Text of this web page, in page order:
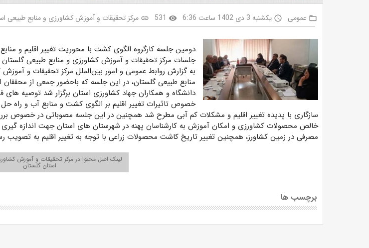
folder_open عمومی access_time یکشنبه 3 دی 1402 ساعت 6:36 visibility
531
link مرکز تحقیقات و آموزش کشاورزی و منابع طبیعی
دومین جلسه کارگروه الگوی کشت با محوریت تغییر اقلیم و
جلسات مرکز تحقیقات و آموزش کشاورزی و منابع طبیعی گلستان
به گزارش روابط عمومی و امور بین‌الملل مرکز تحقیقات و
منابع طبیعی گلستان، در این جلسه که باحضور جمعی از محققان
دانشگاه و همکاران جهاد کشاورزی استان برگزار شد توصیه های
خصوص تاثیرات تغییر اقلیم بر الگوی کشت و منابع آب و راه
سازگاری با پدیده تغییر اقلیم و مشکلات کم آبی مطرح شد همچنین در این جلسه مصوباتی در خصوص
خالص محصولات کشاورزی و امکان آموزش به کارشناسان پهنه در شهرستان های استان جهت اندازه
مصرفی در زمین کشاورز، همچنین تغییر تاریخ کاشت محصولات زراعی با توجه به تغییر اقلیم به تصویب
لینک اصل محتوا در مرکز تحقیقات و آموزش
استان گلستان
برچسب ها